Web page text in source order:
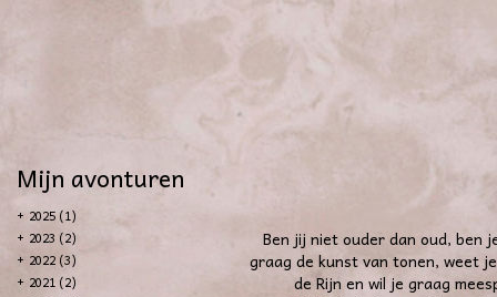
Mijn avonturen
+ 2025 (1)
+ 2023 (2)
+ 2022 (3)
+ 2021 (2)
Ben jij niet ouder dan oud, ben
graag de kunst van tonen, weet
de Rijn en wil je graag